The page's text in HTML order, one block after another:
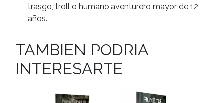
trasgo, troll o humano aventurero mayor de 12
años.
TAMBIEN PODRIA
INTERESARTE